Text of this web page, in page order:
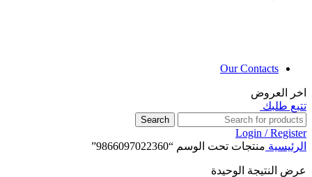
Our Contacts
اخر العروض
تتبع طلبك
Search
Login / Register
الرئيسية منتجات تحت الوسم “9866097022360”
عرض النتيجة الوحيدة